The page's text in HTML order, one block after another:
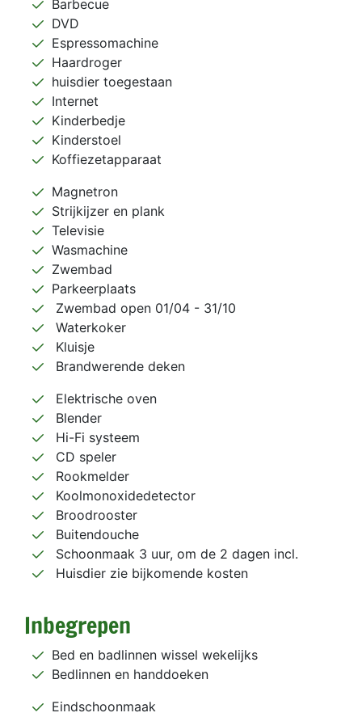
Barbecue
DVD
Espressomachine
Haardroger
huisdier toegestaan
Internet
Kinderbedje
Kinderstoel
Koffiezetapparaat
Magnetron
Strijkijzer en plank
Televisie
Wasmachine
Zwembad
Parkeerplaats
Zwembad open 01/04 - 31/10
Waterkoker
Kluisje
Brandwerende deken
Elektrische oven
Blender
Hi-Fi systeem
CD speler
Rookmelder
Koolmonoxidedetector
Broodrooster
Buitendouche
Schoonmaak 3 uur, om de 2 dagen incl.
Huisdier zie bijkomende kosten
Inbegrepen
Bed en badlinnen wissel wekelijks
Bedlinnen en handdoeken
Eindschoonmaak